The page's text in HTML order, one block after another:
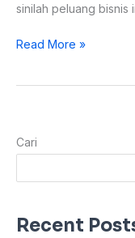
sinilah peluang bisnis
Read More »
Cari
Recent